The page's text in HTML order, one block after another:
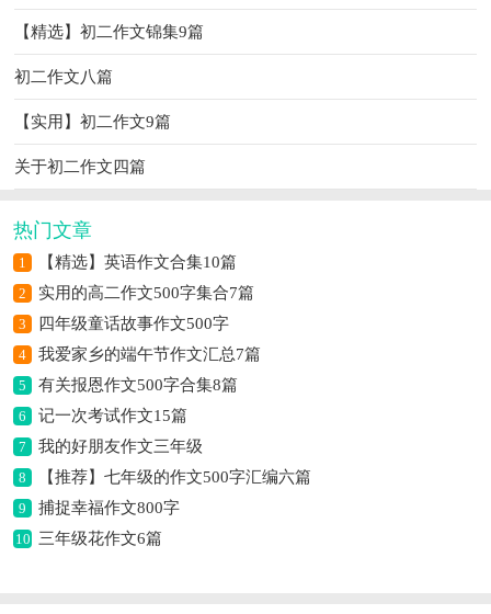
【精选】初二作文锦集9篇
初二作文八篇
【实用】初二作文9篇
关于初二作文四篇
热门文章
1 【精选】英语作文合集10篇
2 实用的高二作文500字集合7篇
3 四年级童话故事作文500字
4 我爱家乡的端午节作文汇总7篇
5 有关报恩作文500字合集8篇
6 记一次考试作文15篇
7 我的好朋友作文三年级
8 【推荐】七年级的作文500字汇编六篇
9 捕捉幸福作文800字
10 三年级花作文6篇